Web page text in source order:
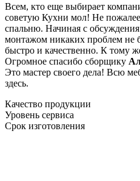
Всем, кто еще выбирает
советую Кухни мол! Не
спальню. Начиная с обсуждения
монтажом никаких проблем не
быстро и качественно. К тому
Огромное спасибо сборщику
Это мастер своего дела! Всю
здесь.
Качество продукции
Уровень сервиса
Срок изготовления